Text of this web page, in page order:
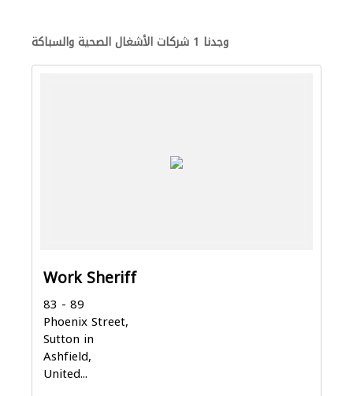
وجدنا 1 شركات الأشغال الصحية والسباكة
Work Sheriff
83 - 89
Phoenix Street,
Sutton in
Ashfield,
United...